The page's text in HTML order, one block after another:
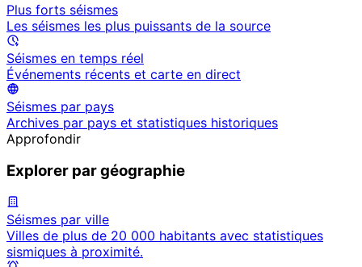
Plus forts séismes
Les séismes les plus puissants de la source
Séismes en temps réel
Événements récents et carte en direct
Séismes par pays
Archives par pays et statistiques historiques
Approfondir
Explorer par géographie
Séismes par ville
Villes de plus de 20 000 habitants avec statistiques
sismiques à proximité.